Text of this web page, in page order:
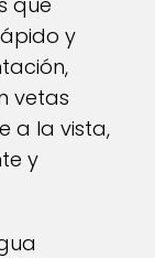
y
vetas
a la vista,
y